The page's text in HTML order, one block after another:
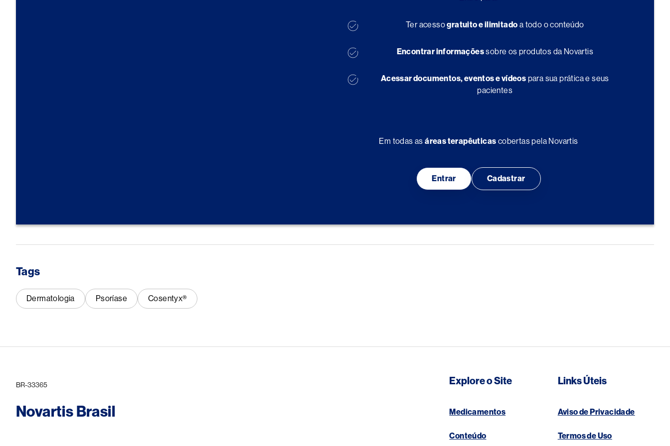
Ter acessogratuito e ilimitado a todo o conteúdo
Encontrar informaçõessobre os produtos da Novartis
Acessar documentos, eventos e vídeos para sua prática e seus
pacientes
Em todas asáreas terapêuticas cobertas pela Novartis
Entrar Cadastrar
Tags
Dermatologia Psoríase Cosentyx®
BR-33365
Novartis Brasil
Explore o Site
Medicamentos
Conteúdo
Links Úteis
Aviso de Privacidade
Termos de Uso